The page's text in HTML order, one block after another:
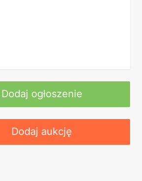
Dodaj ogłoszenie
Dodaj aukcję